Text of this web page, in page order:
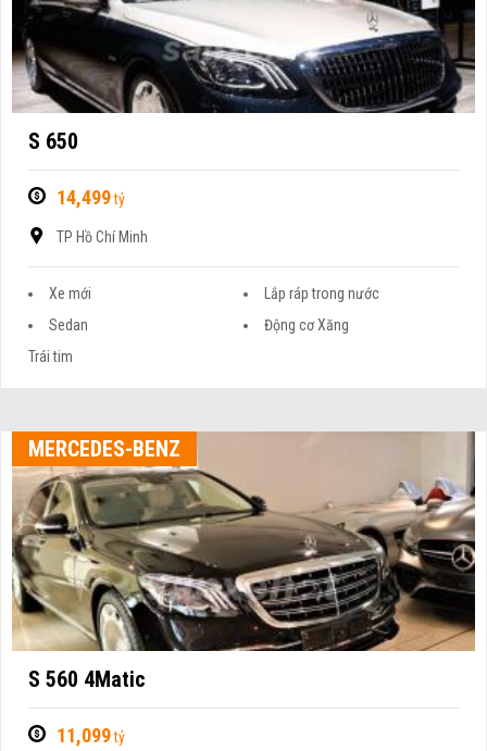
S 650
14,499tỷ
TP Hồ Chí Minh
Xe mới
Lắp ráp trong nước
Sedan
Động cơ Xăng
Trái tim
MERCEDES-BENZ
S 560 4Matic
11,099tỷ